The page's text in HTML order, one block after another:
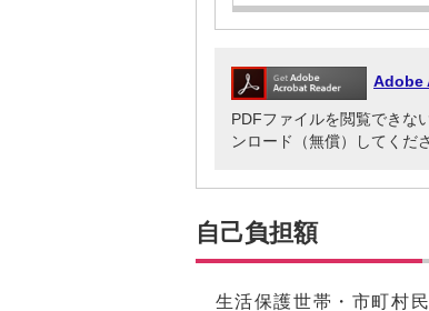
Adobe
PDFファイルを閲覧できな
ンロード（無償）してくだ
自己負担額
生活保護世帯・市町村民